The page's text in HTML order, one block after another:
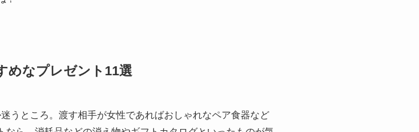
めなプレゼント11選
うところ。渡す相手が女性であればおしゃれなペア食器など